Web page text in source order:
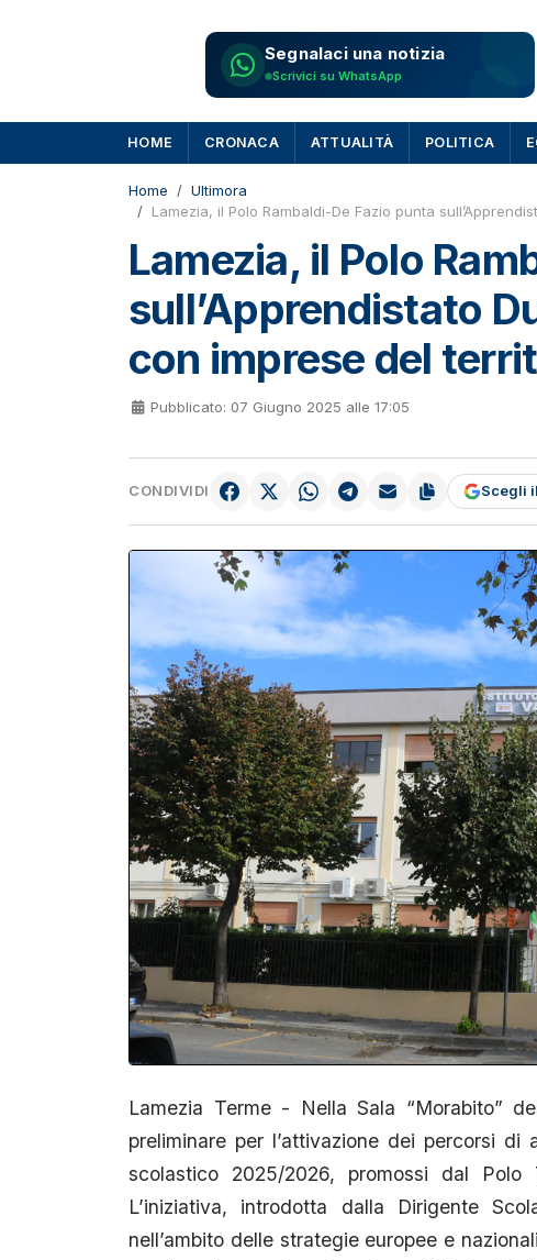
Segnalaci una notizia
Scrivici su WhatsApp
HOME CRONACA ATTUALITÀ POLITICA
Home
Ultimora
Lamezia, il Polo Rambaldi-De Fazio punta
Lamezia, il Polo
sull’Apprendistato
con imprese del
Pubblicato: 07 Giugno 2025 alle 17:05
CONDIVIDI Scegli
Lamezia Terme - Nella Sala “Morabito”
preliminare per l’attivazione dei percorsi di
scolastico 2025/2026, promossi dal Polo
L’iniziativa, introdotta dalla Dirigente
nell’ambito delle strategie europee e